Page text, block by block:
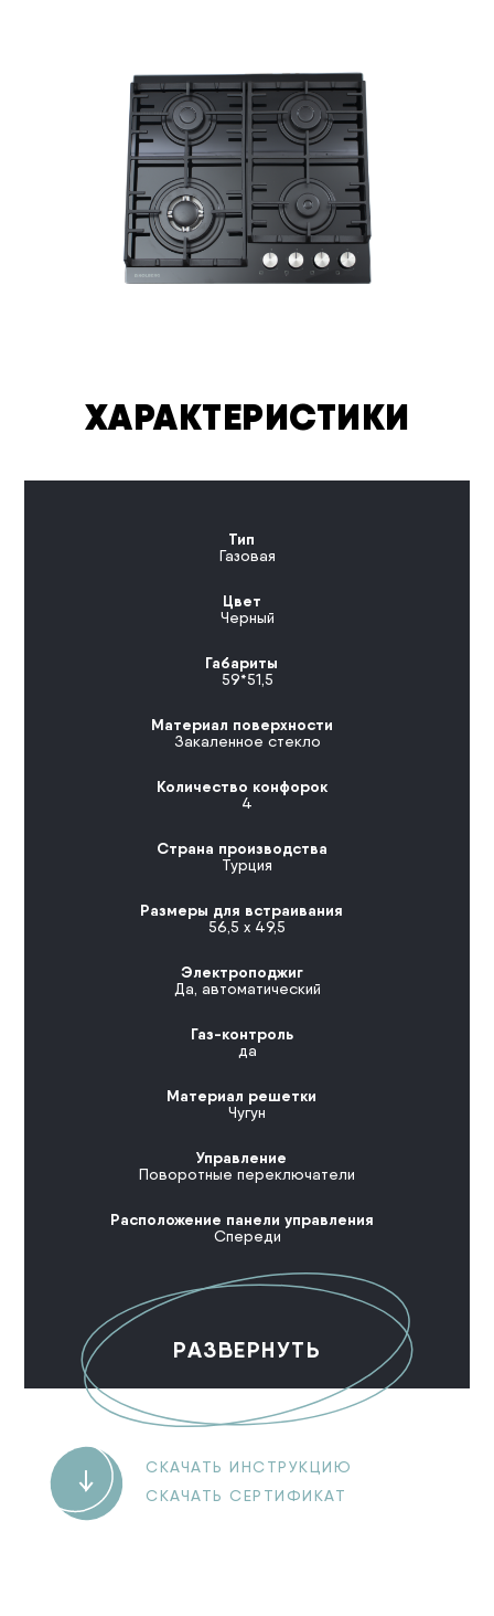
ХАРАКТЕРИСТИКИ
Тип
Газовая
Цвет
Черный
Габариты
59*51,5
Материал поверхности
Закаленное стекло
Количество конфорок
4
Страна производства
Турция
Размеры для встраивания
56,5 x 49,5
Электроподжиг
Да, автоматический
Газ-контроль
да
Материал решетки
Чугун
Управление
Поворотные переключатели
Расположение панели управления
Спереди
РАЗВЕРНУТЬ
СКАЧАТЬ ИНСТРУКЦИЮ
СКАЧАТЬ СЕРТИФИКАТ